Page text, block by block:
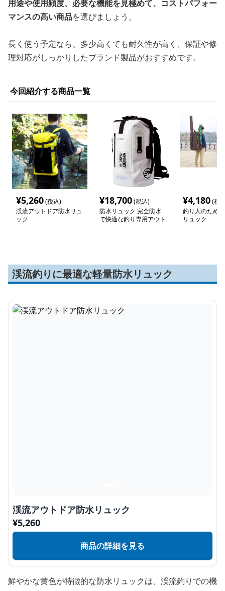
用途や使用頻度、必要な機能を見極めて、コストパフォー
マンスの高い商品を選びましょう。
長く使う予定なら、多少高くても耐久性が高く、保証や修
理対応がしっかりしたブランド製品がおすすめです。
今回紹介する商品一覧
¥5,260(税込)
渓流アウトドア防水リュ
ック
¥18,700(税込)
防水リュック 完全防水
で快適な釣り専用アウト
¥4,180(税
釣り人のため
リュック
渓流釣りに最適な軽量防水リュック
渓流アウトドア防水リュック
¥5,260
商品の詳細を見る
鮮やかな黄色が特徴的な防水リュックは、渓流釣りでの機